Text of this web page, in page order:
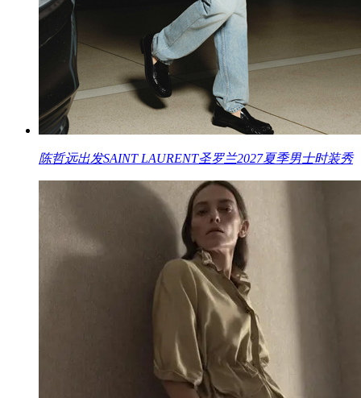
陈哲远出发SAINT LAURENT圣罗兰2027夏季男士时装秀